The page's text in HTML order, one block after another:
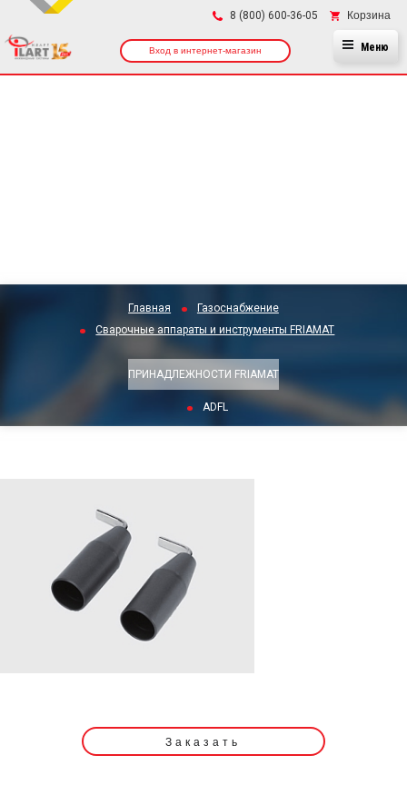
8 (800) 600-36-05 Корзина
Вход в интернет-магазин Меню
Главная
Газоснабжение
Сварочные аппараты и инструменты FRIAMAT
ПРИНАДЛЕЖНОСТИ FRIAMAT
ADFL
Заказать
×